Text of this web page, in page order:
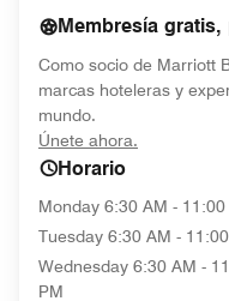
Membresía
Como socio de Marriott
marcas hoteleras y
mundo.
Únete ahora.
Horario
Monday 6:30 AM - 11:00
Tuesday 6:30 AM -
Wednesday 6:30 AM -
PM